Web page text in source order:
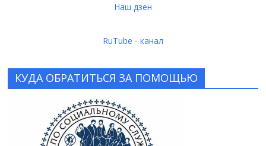
Наш дзен
RuTube - канал
КУДА ОБРАТИТЬСЯ ЗА ПОМОЩЬЮ